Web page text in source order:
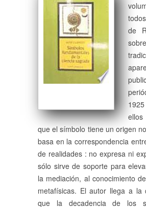
de
que el símbolo tiene un origen
basa en la correspondencia
de realidades : no expresa ni
sólo sirve de soporte para
la mediación, al conocimiento
metafísicas. El autor llega a la
que la decadencia de los